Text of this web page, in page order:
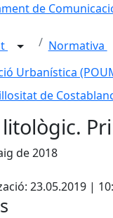
de
Normativa
Urbanística
de
litològic.
de 2018
23.05.2019 |